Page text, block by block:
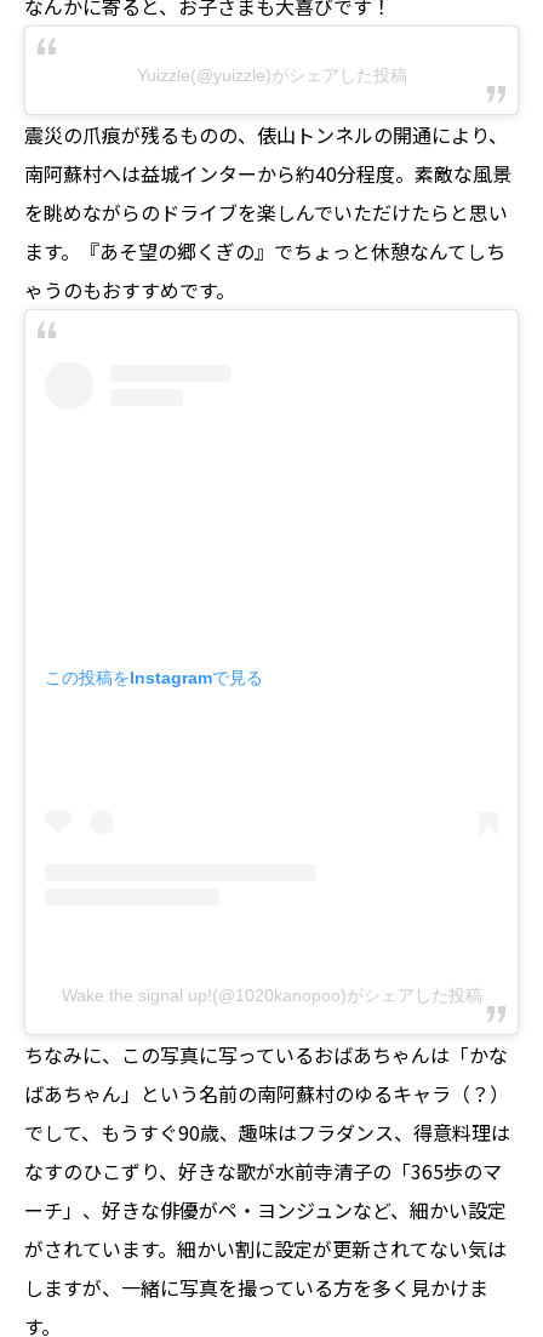
Yuizzle(@yuizzle)がシェアした投稿
震災の爪痕が残るものの、俵山トンネルの開通により、
南阿蘇村へは益城インターから約40分程度。素敵な風景
を眺めながらのドライブを楽しんでいただけたらと思い
ます。『あそ望の郷くぎの』でちょっと休憩なんてしち
ゃうのもおすすめです。
この投稿をInstagramで見る
Wake the signal up!(@1020kanopoo)がシェアした投稿
ちなみに、この写真に写っているおばあちゃんは「かな
ばあちゃん」という名前の南阿蘇村のゆるキャラ（？）
でして、もうすぐ90歳、趣味はフラダンス、得意料理は
なすのひこずり、好きな歌が水前寺清子の「365歩のマ
ーチ」、好きな俳優がペ・ヨンジュンなど、細かい設定
がされています。細かい割に設定が更新されてない気は
しますが、一緒に写真を撮っている方を多く見かけま
す。